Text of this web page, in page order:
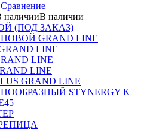
Сравнение
В наличии
(ПОД ЗАКАЗ)
GRAND LINE
LINE
LINE
LINE
GRAND LINE
STYNERGY K